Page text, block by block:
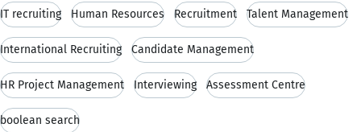
IT recruiting Human Resources Recruitment Talent Management
International Recruiting Candidate Management
HR Project Management Interviewing Assessment Centre
boolean search